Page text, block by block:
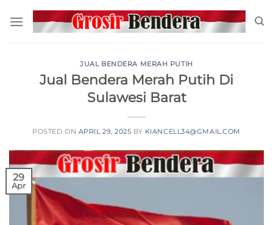
JUAL BENDERA MERAH PUTIH
Jual Bendera Merah Putih Di
Sulawesi Barat
POSTED ON APRIL 29, 2025 BY KIANCELL34@GMAIL.COM
29
Apr